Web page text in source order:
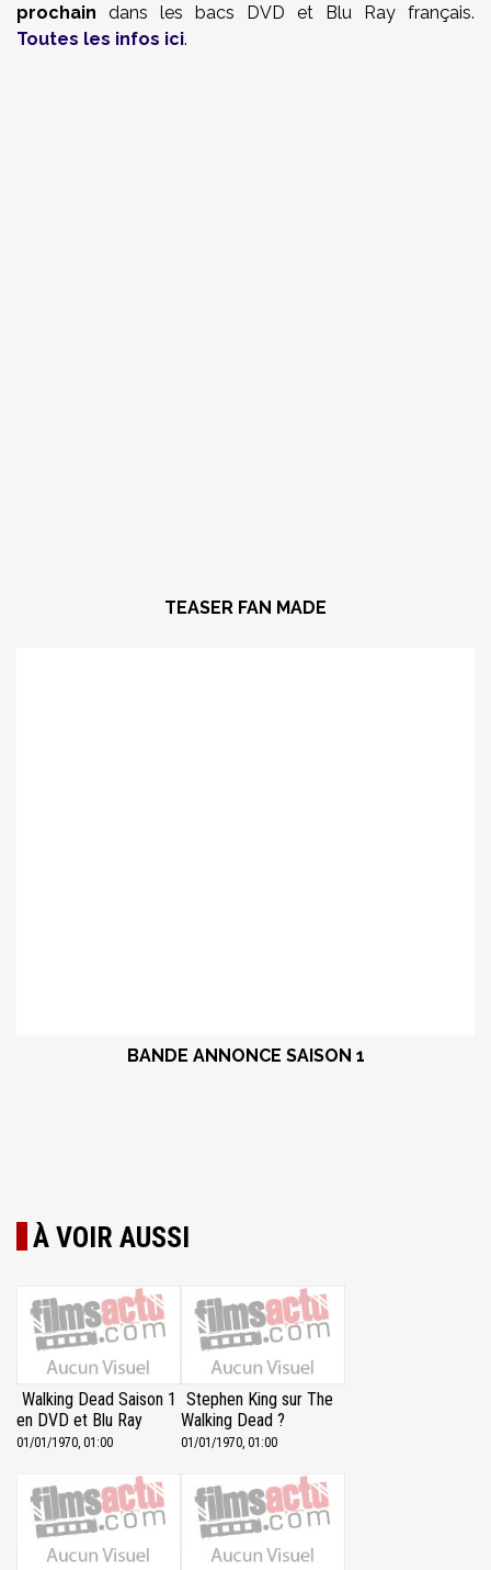
prochain dans les bacs DVD et Blu Ray français.
Toutes les infos ici.
TEASER FAN MADE
BANDE ANNONCE SAISON 1
À VOIR AUSSI
Walking Dead Saison 1
en DVD et Blu Ray
01/01/1970, 01:00
Stephen King sur The
Walking Dead ?
01/01/1970, 01:00